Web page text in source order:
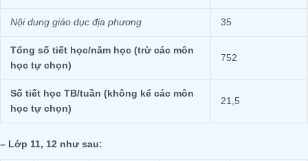
Nội dung giáo dục địa phương 35
Tổng số tiết học/năm học (trừ các môn
học tự chọn)
752
Số tiết học TB/tuần (không kể các môn
học tự chọn)
21,5
– Lớp 11, 12 như sau: